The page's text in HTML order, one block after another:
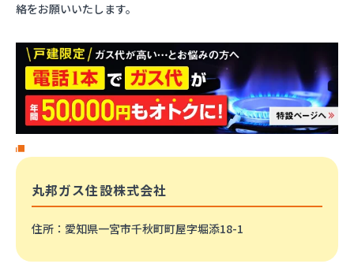
絡をお願いいたします。
丸邦ガス住設株式会社
住所 ：愛知県一宮市千秋町町屋字堀添18-1